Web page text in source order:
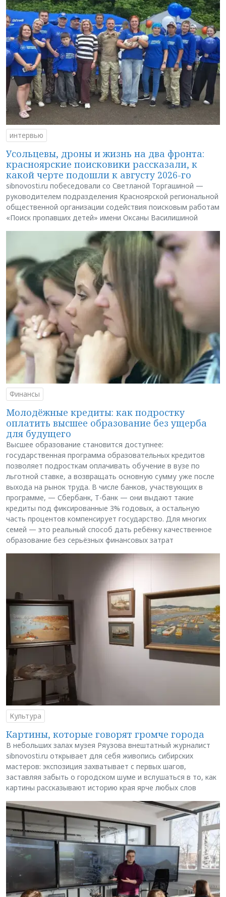
интервью
Усольцевы, дроны и жизнь на два фронта:
красноярские поисковики рассказали, к
какой черте подошли к августу 2026-го
sibnovosti.ru побеседовали со Светланой Торгашиной —
руководителем подразделения Красноярской региональной
общественной организации содействия поисковым работам
«Поиск пропавших детей» имени Оксаны Василишиной
Финансы
Молодёжные кредиты: как подростку
оплатить высшее образование без ущерба
для будущего
Высшее образование становится доступнее:
государственная программа образовательных кредитов
позволяет подросткам оплачивать обучение в вузе по
льготной ставке, а возвращать основную сумму уже после
выхода на рынок труда. В числе банков, участвующих в
программе, — Сбербанк, Т-банк — они выдают такие
кредиты под фиксированные 3% годовых, а остальную
часть процентов компенсирует государство. Для многих
семей — это реальный способ дать ребёнку качественное
образование без серьёзных финансовых затрат
Культура
Картины, которые говорят громче города
В небольших залах музея Ряузова внештатный журналист
sibnovosti.ru открывает для себя живопись сибирских
мастеров: экспозиция захватывает с первых шагов,
заставляя забыть о городском шуме и вслушаться в то, как
картины рассказывают историю края ярче любых слов